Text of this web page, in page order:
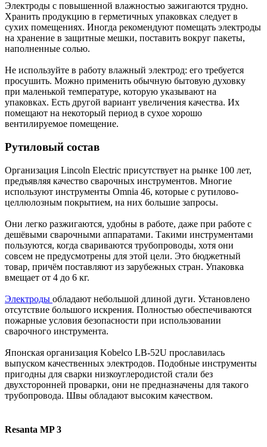
Электроды с повышенной влажностью зажигаются трудно.
Хранить продукцию в герметичных упаковках следует в
сухих помещениях. Иногда рекомендуют помещать электроды
на хранение в защитные мешки, поставить вокруг пакеты,
наполненные солью.
Не используйте в работу влажный электрод: его требуется
просушить. Можно применить обычную бытовую духовку
при маленькой температуре, которую указывают на
упаковках. Есть другой вариант увеличения качества. Их
помещают на некоторый период в сухое хорошо
вентилируемое помещение.
Рутиловый состав
Организация Lincoln Electric присутствует на рынке 100 лет,
предъявляя качество сварочных инструментов. Многие
используют инструменты Omnia 46, которые с рутилово-
целлюлозным покрытием, на них большие запросы.
Они легко разжигаются, удобны в работе, даже при работе с
дешёвыми сварочными аппаратами. Такими инструментами
пользуются, когда свариваются трубопроводы, хотя они
совсем не предусмотрены для этой цели. Это бюджетный
товар, причём поставляют из зарубежных стран. Упаковка
вмещает от 4 до 6 кг.
Электроды обладают небольшой длиной дуги. Установлено
отсутствие большого искрения. Полностью обеспечиваются
пожарные условия безопасности при использовании
сварочного инструмента.
Японская организация Kobelco LB-52U прославилась
выпуском качественных электродов. Подобные инструменты
пригодны для сварки низкоуглеродистой стали без
двухсторонней проварки, они не предназначены для такого
трубопровода. Швы обладают высоким качеством.
Resanta MP 3